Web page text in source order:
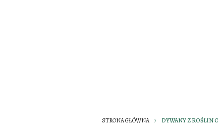
STRONA GŁÓWNA DYWANY Z ROŚLIN